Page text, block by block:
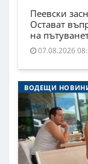
Пеевски
Остават
на
07.08.2026
ВОДЕЩИ